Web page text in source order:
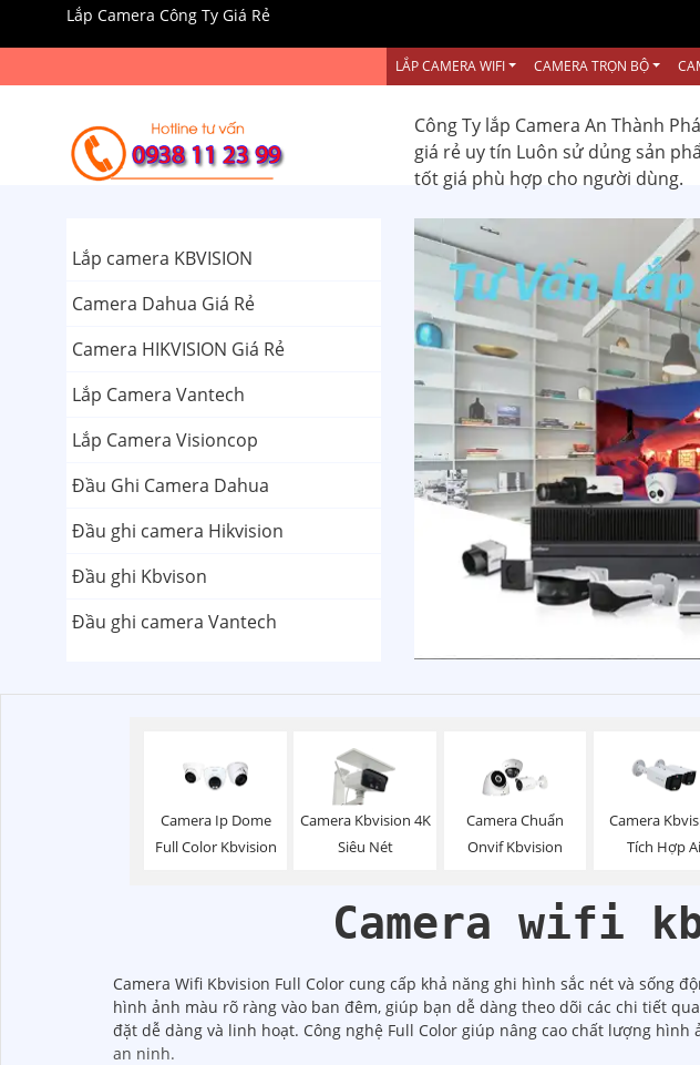
Lắp Camera Công Ty Giá Rẻ
LẮP CAMERA WIFI CAMERA TRỌN BỘ
Công Ty lắp Camera An Thành
giá rẻ uy tín Luôn sử dủng sản
tốt giá phù hợp cho người dùng.
Lắp camera KBVISION
Camera Dahua Giá Rẻ
Camera HIKVISION Giá Rẻ
Lắp Camera Vantech
Lắp Camera Visioncop
Đầu Ghi Camera Dahua
Đầu ghi camera Hikvision
Đầu ghi Kbvison
Đầu ghi camera Vantech
Camera Ip Dome
Full Color Kbvision
Camera Kbvision 4K
Siêu Nét
Camera Chuẩn
Onvif Kbvision
Camera
Tích Hợp Ai
Camera wifi
Camera Wifi Kbvision Full Color cung cấp khả năng ghi hình sắc nét và sống
hình ảnh màu rõ ràng vào ban đêm, giúp bạn dễ dàng theo dõi các chi tiết
đặt dễ dàng và linh hoạt. Công nghệ Full Color giúp nâng cao chất lượng
an ninh.